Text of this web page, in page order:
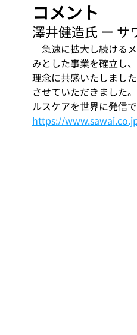
コメント
澤井健造氏 ー サ
急速に拡大し続ける
みとした事業を確立し
理念に共感いたしまし
させていただきました
ルスケアを世界に発信
https://